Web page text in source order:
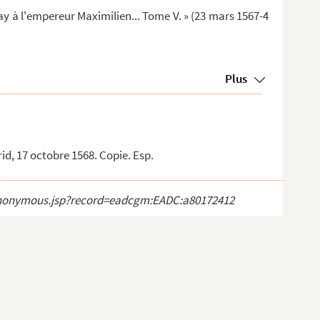
à l'empereur Maximilien... Tome V. » (23 mars 1567-4
Plus
17 octobre 1568. Copie. Esp.